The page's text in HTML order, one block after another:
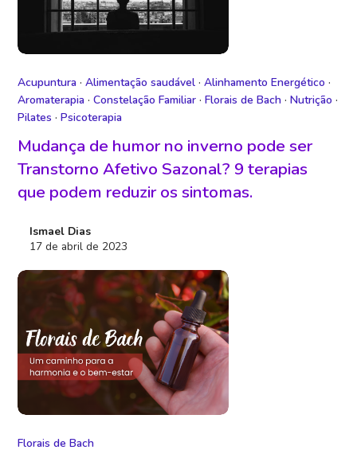
Acupuntura ·Alimentação saudável ·Alinhamento Energético ·
Aromaterapia ·Constelação Familiar ·Florais de Bach ·Nutrição ·
Pilates ·Psicoterapia
Mudança de humor no inverno pode ser
Transtorno Afetivo Sazonal? 9 terapias
que podem reduzir os sintomas.
Ismael Dias
17 de abril de 2023
Florais de Bach